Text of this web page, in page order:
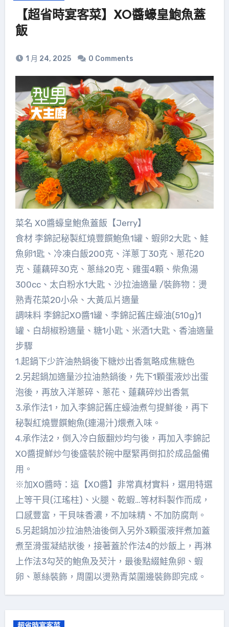
【超省時宴客菜】XO醬蠔皇鮑魚蓋
飯
1 月 24, 2025 0 Comments
菜名 XO醬蠔皇鮑魚蓋飯【Jerry】
食材 李錦記秘製紅燒豐饌鮑魚1罐、蝦卵2大匙、鮭
魚卵1匙、冷凍白飯200克、洋蔥丁30克、蔥花20
克、蓮藕碎30克、蔥絲20克、雞蛋4顆、柴魚湯
300cc、太白粉水1大匙、沙拉油適量 /裝飾物：燙
熟青花菜20小朵、大黃瓜片適量
調味料 李錦記XO醬1罐、李錦記舊庄蠔油(510g)1
罐、白胡椒粉適量、糖1小匙、米酒1大匙、香油適量
步驟
1.起鍋下少許油熱鍋後下糖炒出香氣略成焦糖色
2.另起鍋加適量沙拉油熱鍋後，先下1顆蛋液炒出蛋
泡後，再放入洋蔥碎、蔥花、蓮藕碎炒出香氣
3.承作法1，加入李錦記舊庄蠔油煮勻提鮮後，再下
秘製紅燒豐饌鮑魚(連湯汁)煨煮入味。
4.承作法2，倒入冷白飯翻炒均勻後，再加入李錦記
XO醬提鮮炒勻後盛裝於碗中壓緊再倒扣於成品盤備
用。
※加XO醬時：這【XO醬】非常真材實料，選用特選
上等干貝(江瑤柱)、火腿、乾蝦…等材料製作而成，
口感豐富，干貝味香濃，不加味精、不加防腐劑。
5.另起鍋加沙拉油熱油後倒入另外3顆蛋液拌煮加蓋
煮至滑蛋凝結狀後，接著蓋於作法4的炒飯上，再淋
上作法3勾芡的鮑魚及芡汁，最後點綴鮭魚卵、蝦
卵、蔥絲裝飾，周圍以燙熟青菜圍邊裝飾即完成。